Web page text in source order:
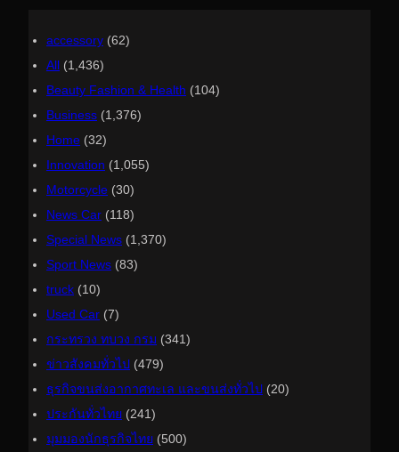
accessory (62)
All (1,436)
Beauty Fashion & Health (104)
Business (1,376)
Home (32)
Innovation (1,055)
Motorcycle (30)
News Car (118)
Special News (1,370)
Sport News (83)
truck (10)
Used Car (7)
กระทรวง ทบวง กรม (341)
ข่าวสังคมทั่วไป (479)
ธุรกิจขนส่งอากาศทะเล และขนส่งทั่วไป (20)
ประกันทั่วไทย (241)
มุมมองนักธุรกิจไทย (500)